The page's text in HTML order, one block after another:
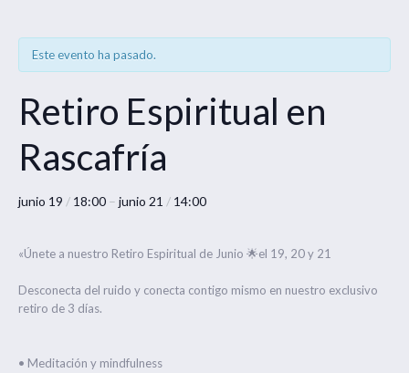
Este evento ha pasado.
Retiro Espiritual en
Rascafría
junio 19 / 18:00 – junio 21 / 14:00
«Únete a nuestro Retiro Espiritual de Junio 🌟el 19, 20 y 21
Desconecta del ruido y conecta contigo mismo en nuestro exclusivo
retiro de 3 días.
•⁠ ⁠Meditación y mindfulness